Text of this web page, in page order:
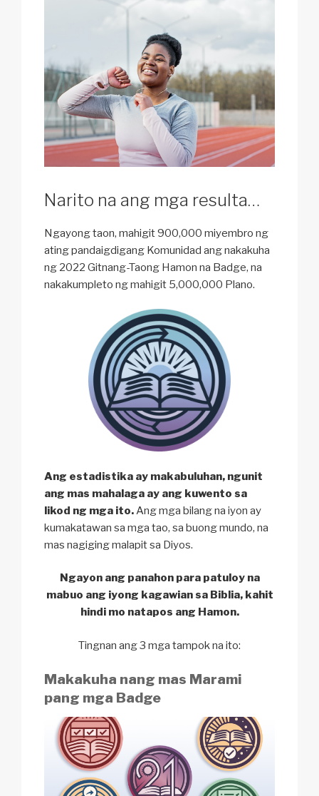
Narito na ang mga resulta…
Ngayong taon, mahigit 900,000 miyembro ng
ating pandaigdigang Komunidad ang nakakuha
ng 2022 Gitnang-Taong Hamon na Badge, na
nakakumpleto ng mahigit 5,000,000 Plano.
Ang estadistika ay makabuluhan, ngunit
ang mas mahalaga ay ang kuwento sa
likod ng mga ito. Ang mga bilang na iyon ay
kumakatawan sa mga tao, sa buong mundo, na
mas nagiging malapit sa Diyos.
Ngayon ang panahon para patuloy na
mabuo ang iyong kagawian sa Biblia, kahit
hindi mo natapos ang Hamon.
Tingnan ang 3 mga tampok na ito:
Makakuha nang mas Marami
pang mga Badge